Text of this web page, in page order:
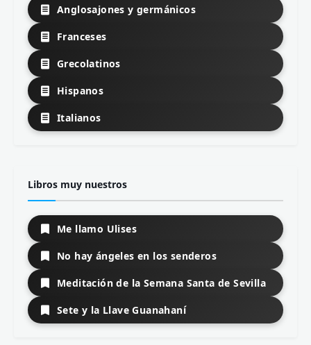
Anglosajones y germánicos
Franceses
Grecolatinos
Hispanos
Italianos
Libros muy nuestros
Me llamo Ulises
No hay ángeles en los senderos
Meditación de la Semana Santa de Sevilla
Sete y la Llave Guanahaní